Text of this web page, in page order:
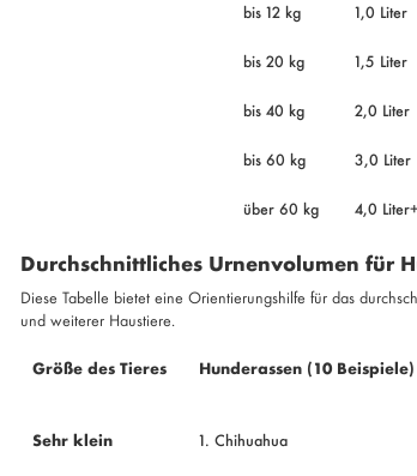
bis 12 kg 1,0 Liter
bis 20 kg 1,5 Liter
bis 40 kg 2,0 Liter
bis 60 kg 3,0 Liter
über 60 kg 4,0 Liter+
Durchschnittliches Urnenvolumen für
Diese Tabelle bietet eine Orientierungshilfe für das
und weiterer Haustiere.
Größe des Tieres Hunderassen (10 Beispiele)
Sehr klein 1. Chihuahua